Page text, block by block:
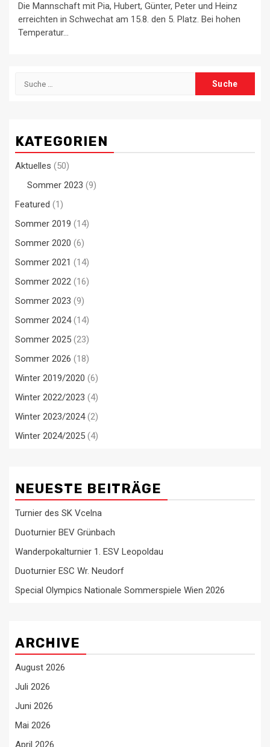
Die Mannschaft mit Pia, Hubert, Günter, Peter und Heinz
erreichten in Schwechat am 15.8. den 5. Platz. Bei hohen
Temperatur...
Suche
KATEGORIEN
Aktuelles (50)
Sommer 2023 (9)
Featured (1)
Sommer 2019 (14)
Sommer 2020 (6)
Sommer 2021 (14)
Sommer 2022 (16)
Sommer 2023 (9)
Sommer 2024(14)
Sommer 2025 (23)
Sommer 2026 (18)
Winter 2019/2020 (6)
Winter 2022/2023 (4)
Winter 2023/2024(2)
Winter 2024/2025 (4)
NEUESTE BEITRÄGE
Turnier des SK Vcelna
Duoturnier BEV Grünbach
Wanderpokalturnier 1. ESV Leopoldau
Duoturnier ESC Wr. Neudorf
Special Olympics Nationale Sommerspiele Wien 2026
ARCHIVE
August 2026
Juli 2026
Juni 2026
Mai 2026
April 2026